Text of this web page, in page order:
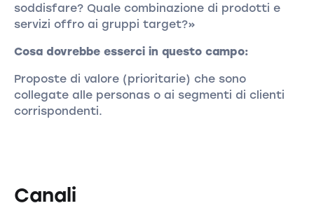
soddisfare? Quale combinazione di prodotti e
servizi offro ai gruppi target?»
Cosa dovrebbe esserci in questo campo:
Proposte di valore (prioritarie) che sono
collegate alle personas o ai segmenti di clienti
corrispondenti.
Canali